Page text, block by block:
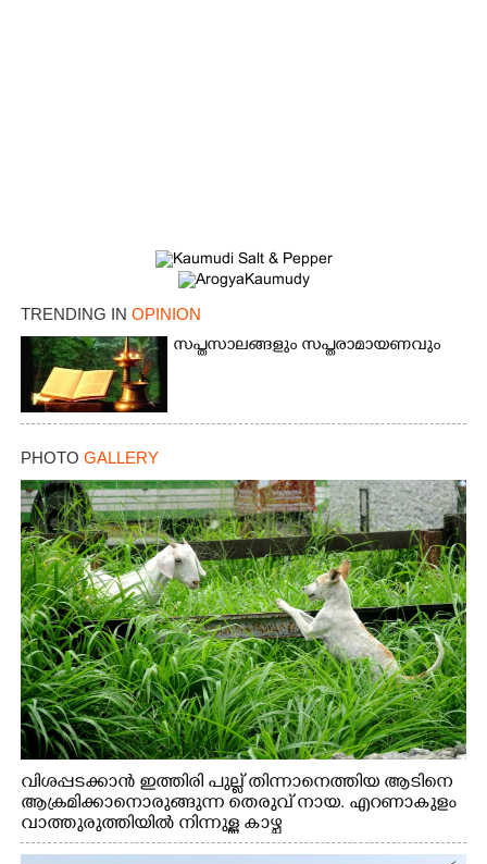
TRENDING IN OPINION
സപ്തസാലങ്ങളും സപ്തരാമായണവും
PHOTO GALLERY
വിശപ്പടക്കാൻ ഇത്തിരി പുല്ല് തിന്നാനെത്തിയ ആടിനെ
ആക്രമിക്കാനൊരുങ്ങുന്ന തെരുവ് നായ. എറണാകുളം
വാത്തുരുത്തിയിൽ നിന്നുള്ള കാഴ്ച